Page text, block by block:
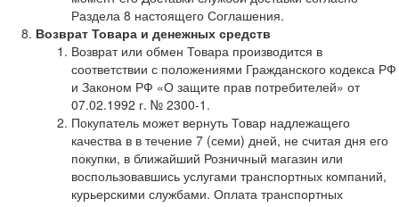
Раздела 8 настоящего Соглашения.
Возврат Товара и денежных средств
Возврат или обмен Товара производится в
соответствии с положениями Гражданского кодекса РФ
и Законом РФ «О защите прав потребителей» от
07.02.1992 г. № 2300-1.
Покупатель может вернуть Товар надлежащего
качества в в течение 7 (семи) дней, не считая дня его
покупки, в ближайший Розничный магазин или
воспользовавшись услугами транспортных компаний,
курьерскими службами. Оплата транспортных